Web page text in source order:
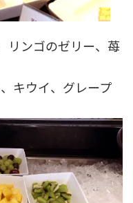
リンゴのゼリー、苺
キウイ、グレープ